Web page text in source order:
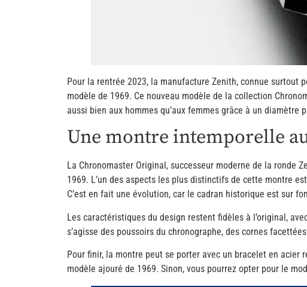
Pour la rentrée 2023, la manufacture Zenith, connue surtout
modèle de 1969. Ce nouveau modèle de la collection
aussi bien aux hommes qu’aux femmes grâce à un diamètre
Une montre intemporelle
La Chronomaster Original, successeur moderne de la
1969. L’un des aspects les plus distinctifs de cette montre
C’est en fait une évolution, car le cadran historique est sur
Les caractéristiques du design restent fidèles à l’original,
s’agisse des poussoirs du chronographe, des cornes
Pour finir, la montre peut se porter avec un bracelet en
modèle ajouré de 1969. Sinon, vous pourrez opter pour le